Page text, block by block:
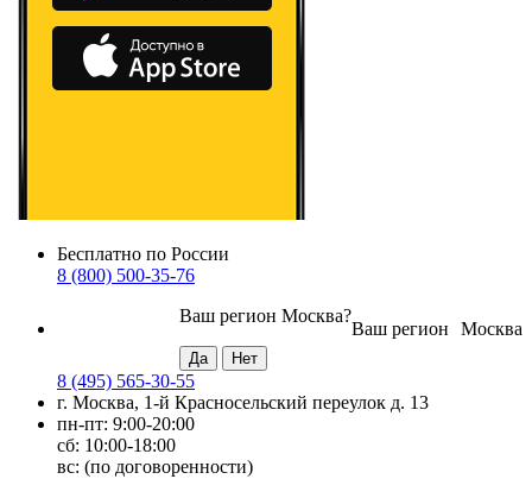
Бесплатно по России
8 (800) 500-35-76
Москва
Ваш регион
Ваш регион Москва?
8 (495) 565-30-55
г. Москва, 1-й Красносельский переулок д. 13
пн-пт: 9:00-20:00
сб: 10:00-18:00
вс: (по договоренности)